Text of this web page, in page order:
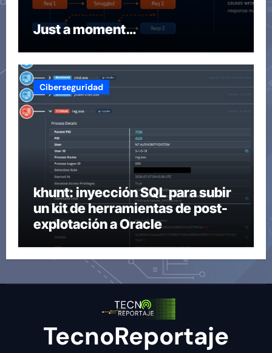
Just a moment…
Ciberseguridad
khunt: inyección SQL para subir
un kit de herramientas de post-
explotación a Oracle
TecnoReportaje